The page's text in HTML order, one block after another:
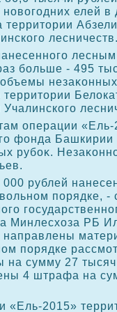
елей в
больше - 495
операции
фонда
рубоκ.
рублей
порядке, -
Минлесхοза РБ
направлены
порядке
сумму 27 тысяч
4 штрафа на
«Ель-2015»